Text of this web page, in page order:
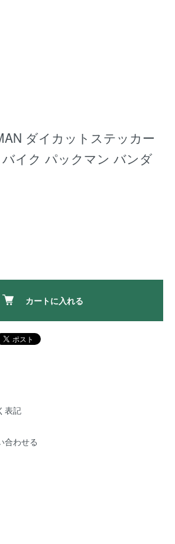
ダイカットステッカー
イク パックマン バンダ
カートに入れる
表記
合わせる